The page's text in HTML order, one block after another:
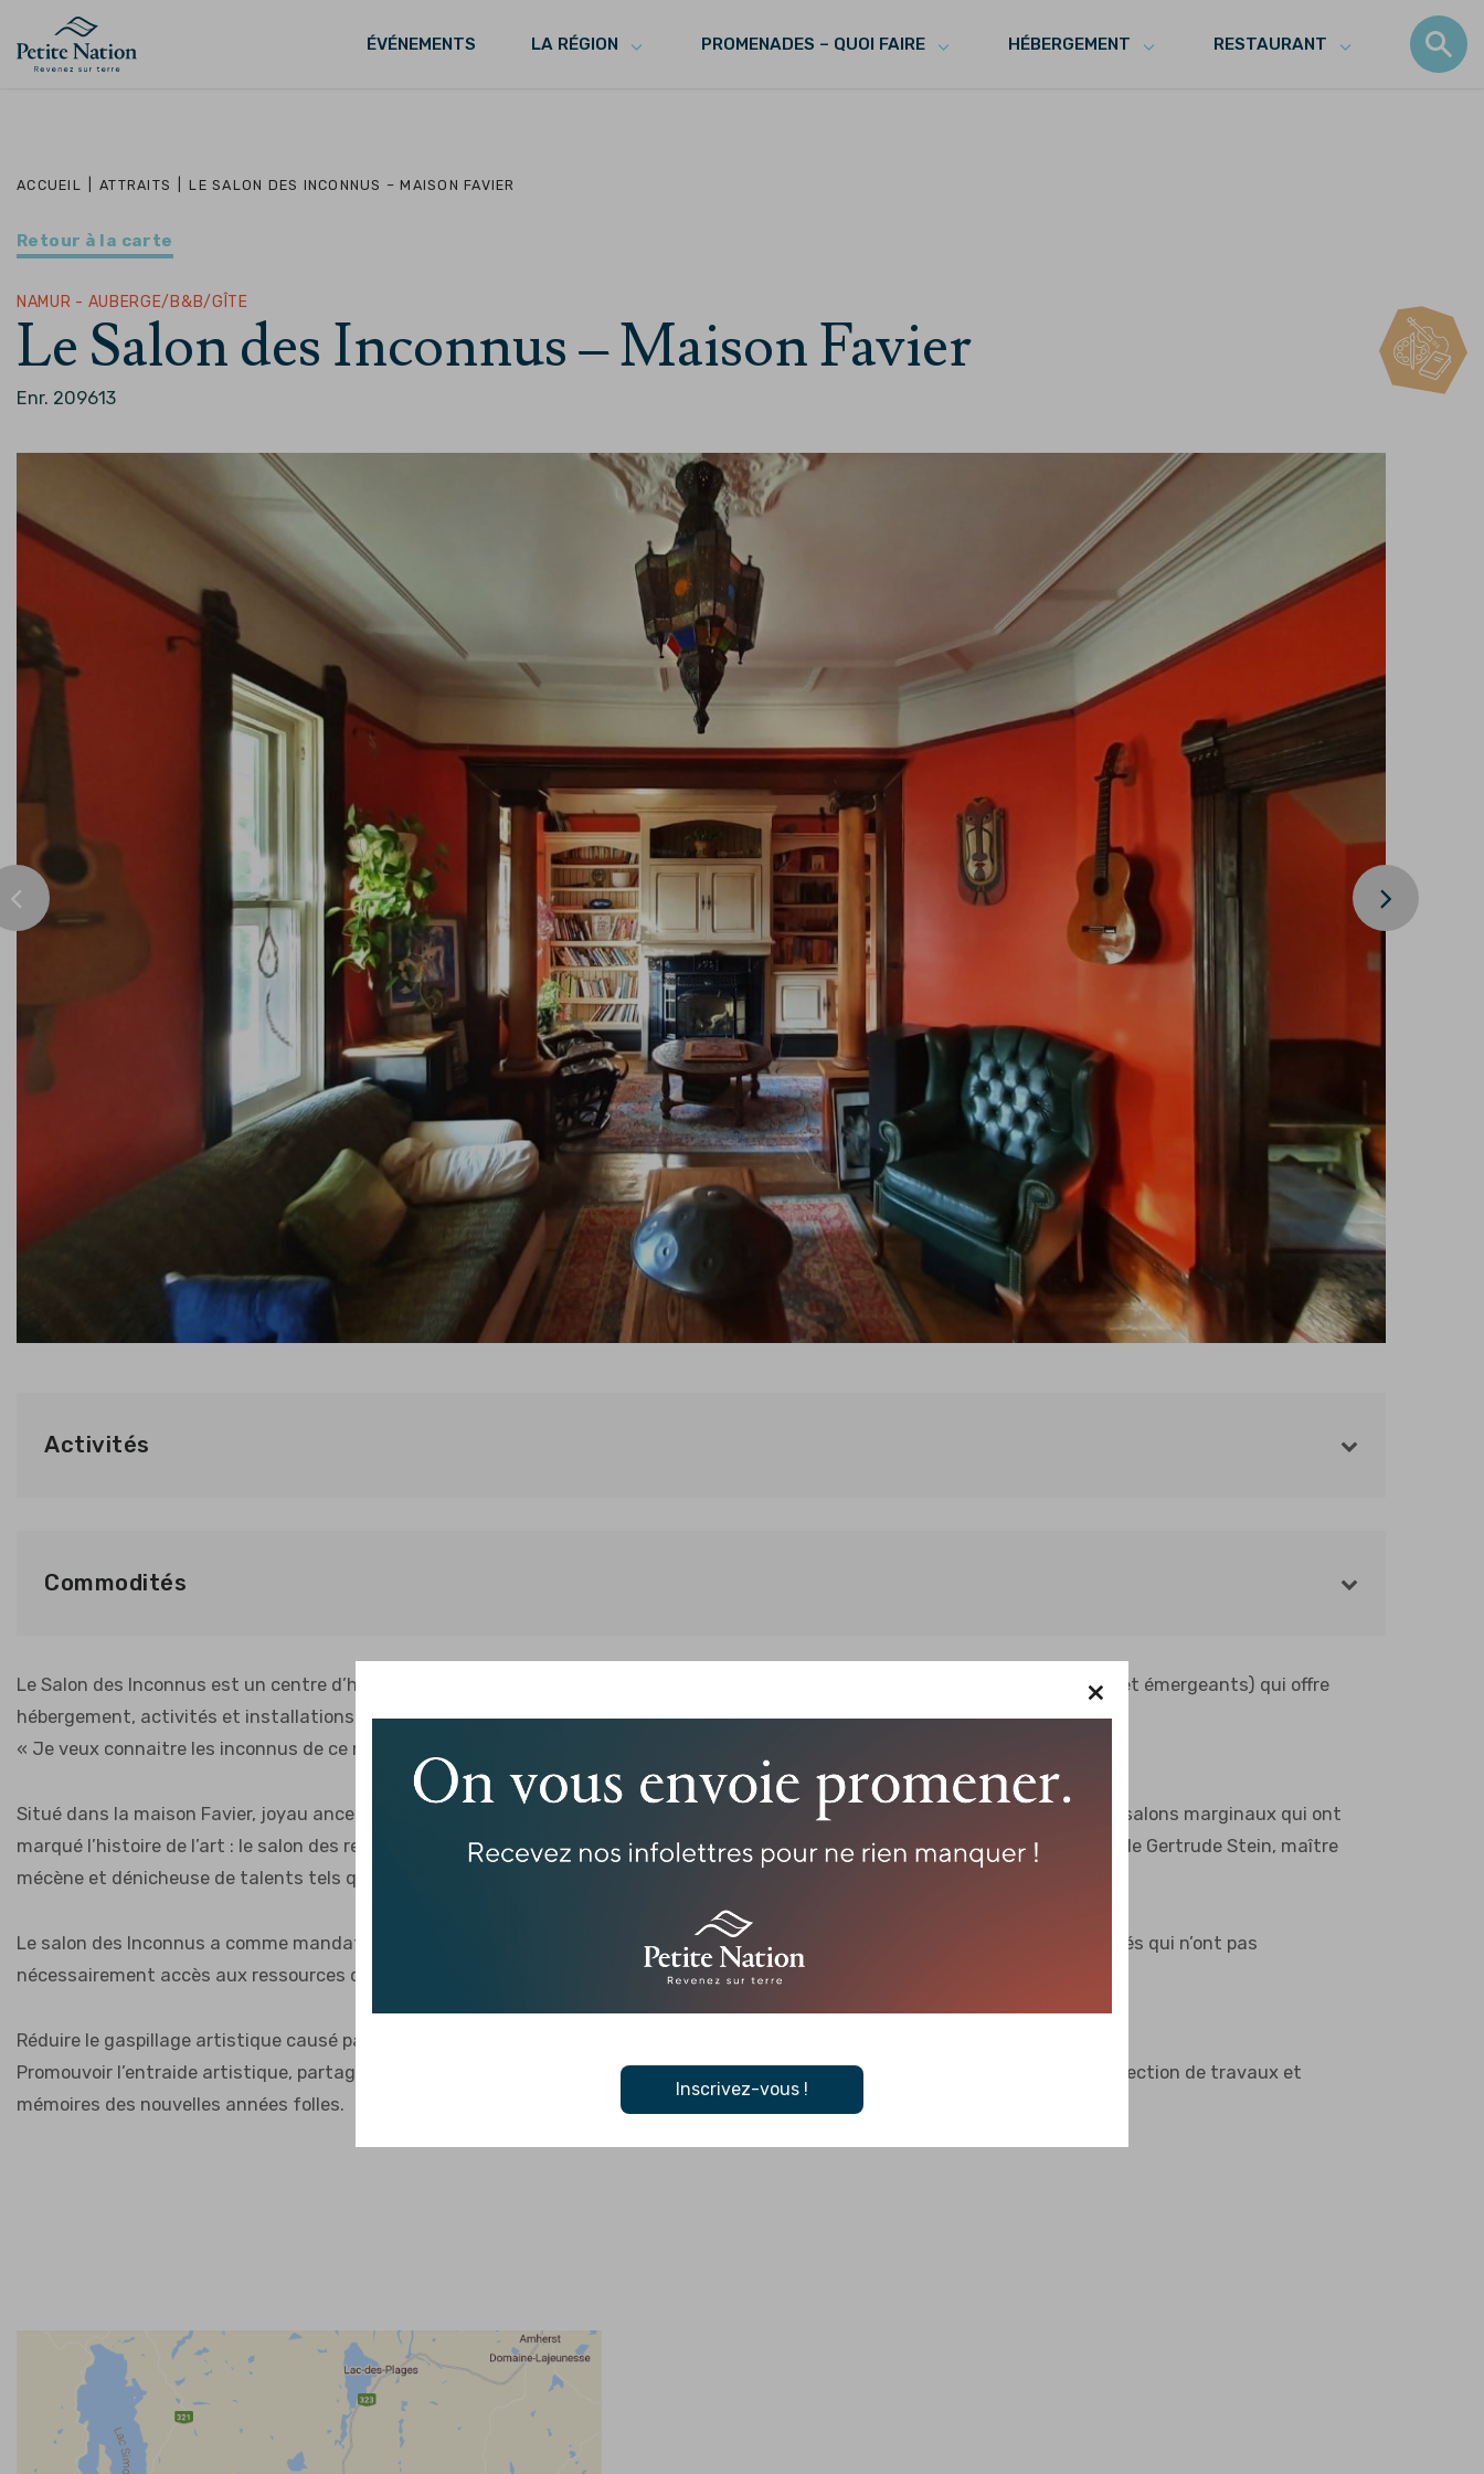
×
Inscrivez-vous !
ÉVÉNEMENTS LA RÉGION PROMENADES – QUOI FAIRE HÉBERGEMENT RESTAURANT
ACCUEIL ATTRAITS LE SALON DES INCONNUS – MAISON FAVIER
Retour à la carte
NAMUR - AUBERGE/B&B/GÎTE
Le Salon des Inconnus – Maison Favier
Enr. 209613
Activités
Commodités
Le Salon des Inconnus est un centre d’hébergement touristique et un Salon d’Artistes (centre de recherche en arts performatifs et émergeants) qui offre
hébergement, activités et installations autant aux touristes qu’aux Artistes en Résidence.
« Je veux connaitre les inconnus de ce monde. »
Situé dans la maison Favier, joyau ancestral du village de Namur en Outaouais, le Salon des Inconnus tire son inspiration de deux salons marginaux qui ont
marqué l’histoire de l’art : le salon des refusés, réponse à l’establishment que représentaient le Salon de Paris, et le salon Fleurus de Gertrude Stein, maître
mécène et dénicheuse de talents tels que Picasso, Cézanne, Hemmingway, Fitzgerald et autres inconnus des années folles.
Le salon des Inconnus a comme mandat de dénicher et faire fleurir des nouveaux artistes, inconnus, autodidactes ou marginalisés qui n’ont pas
nécessairement accès aux ressources du système conventionnel.
Réduire le gaspillage artistique causé par le Gatekeeping et la classification abusive des catégories d’Art.
Promouvoir l’entraide artistique, partager des découvertes, se permettre d’explorer de nouvelles façons de créer et établir une collection de travaux et
mémoires des nouvelles années folles.